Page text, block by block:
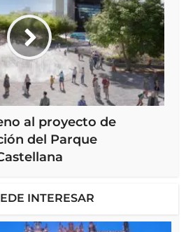
al proyecto de
del Parque
INTERESAR